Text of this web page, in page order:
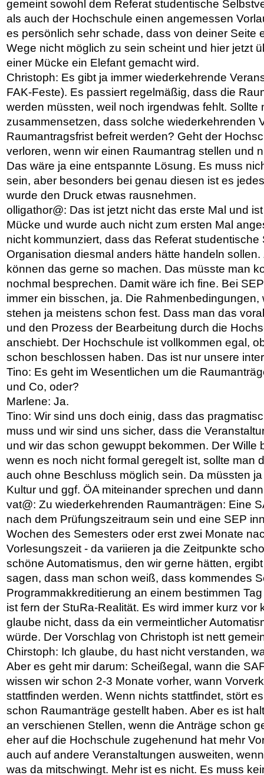
gemeint sowohl dem Referat studentische
als auch der Hochschule einen angemessen
es persönlich sehr schade, dass von deiner Seite
Wege nicht möglich zu sein scheint und hier jetzt
einer Mücke ein Elefant gemacht wird.
Christoph: Es gibt ja immer wiederkehrende
FAK-Feste). Es passiert regelmäßig, dass die
werden müssten, weil noch irgendwas fehlt. Sollte
zusammensetzen, dass solche wiederkehrenden
Raumantragsfrist befreit werden? Geht der
verloren, wenn wir einen Raumantrag stellen und
Das wäre ja eine entspannte Lösung. Es muss
sein, aber besonders bei genau diesen ist es
wurde den Druck etwas rausnehmen.
olligathor@: Das ist jetzt nicht das erste Mal und
Mücke und wurde auch nicht zum ersten Mal
nicht kommunziert, dass das Referat studentische
Organisation diesmal anders hätte handeln sollen.
können das gerne so machen. Das müsste man
nochmal besprechen. Damit wäre ich fine. Bei
immer ein bisschen, ja. Die Rahmenbedingungen,
stehen ja meistens schon fest. Dass man das
und den Prozess der Bearbeitung durch die
anschiebt. Der Hochschule ist vollkommen egal,
schon beschlossen haben. Das ist nur unsere
Tino: Es geht im Wesentlichen um die
und Co, oder?
Marlene: Ja.
Tino: Wir sind uns doch einig, dass das
muss und wir sind uns sicher, dass die
und wir das schon gewuppt bekommen. Der Wille
wenn es noch nicht formal geregelt ist, sollte man
auch ohne Beschluss möglich sein. Da müssten
Kultur und ggf. ÖA miteinander sprechen und
vat@: Zu wiederkehrenden Raumanträgen: Eine
nach dem Prüfungszeitraum sein und eine SEP
Wochen des Semesters oder erst zwei Monate
Vorlesungszeit - da variieren ja die Zeitpunkte
schöne Automatismus, den wir gerne hätten,
sagen, dass man schon weiß, dass kommendes
Programmakkreditierung an einem bestimmen
ist fern der StuRa-Realität. Es wird immer kurz vor
glaube nicht, dass da ein vermeintlicher
würde. Der Vorschlag von Christoph ist nett
Chirstoph: Ich glaube, du hast nicht verstanden,
Aber es geht mir darum: Scheißegal, wann die
wissen wir schon 2-3 Monate vorher, wann
stattfinden werden. Wenn nichts stattfindet, stört
schon Raumanträge gestellt haben. Aber es ist
an verschienen Stellen, wenn die Anträge schon
eher auf die Hochschule zugehenund hat mehr
auch auf andere Veranstaltungen ausweiten,
was da mitschwingt. Mehr ist es nicht. Es muss